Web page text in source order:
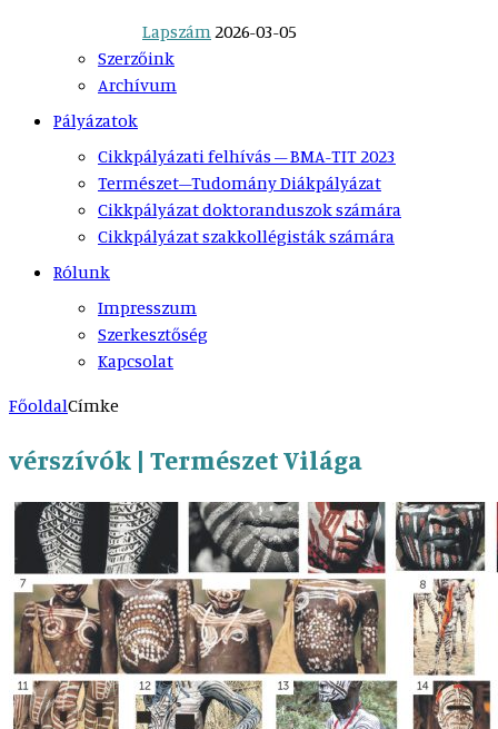
Lapszám2026-03-05
Szerzőink
Archívum
Pályázatok
Cikkpályázati felhívás – BMA-TIT 2023
Természet–Tudomány Diákpályázat
Cikkpályázat doktoranduszok számára
Cikkpályázat szakkollégisták számára
Rólunk
Impresszum
Szerkesztőség
Kapcsolat
FőoldalCímke
vérszívók | Természet Világa